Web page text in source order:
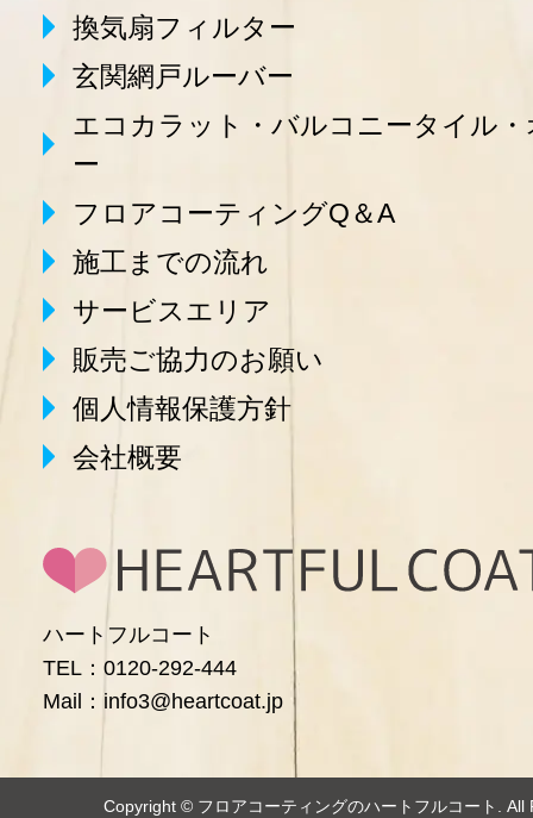
換気扇フィルター
玄関網戸ルーバー
エコカラット・バルコニータイル・
ー
フロアコーティングQ＆A
施工までの流れ
サービスエリア
販売ご協力のお願い
個人情報保護方針
会社概要
ハートフルコート
TEL：0120-292-444
Mail：info3@heartcoat.jp
Copyright ©️ フロアコーティングのハートフルコート . All